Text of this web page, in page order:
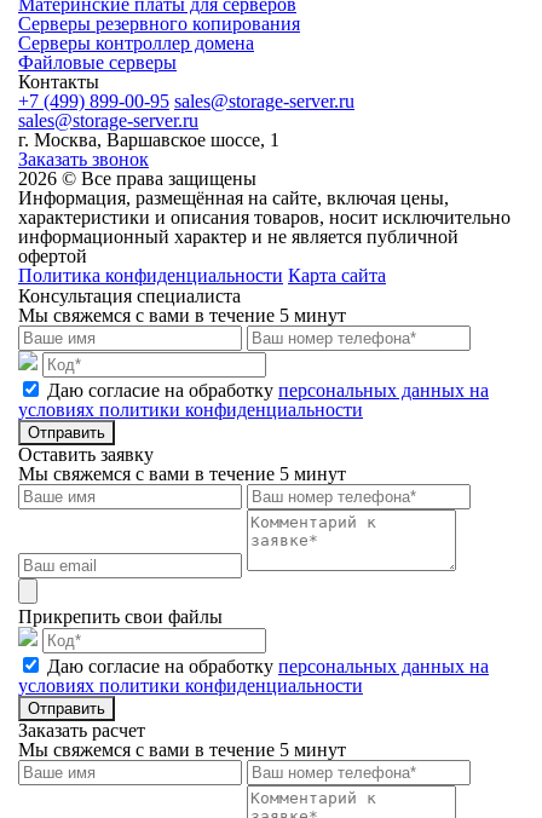
Материнские платы для серверов
Серверы резервного копирования
Серверы контроллер домена
Файловые серверы
Контакты
+7 (499) 899-00-95 sales@storage-server.ru
sales@storage-server.ru
г. Москва, Варшавское шоссе, 1
Заказать звонок
2026 © Все права защищены
Информация, размещённая на сайте, включая цены,
характеристики и описания товаров, носит исключительно
информационный характер и не является публичной
офертой
Политика конфиденциальности Карта сайта
Консультация специалиста
Мы свяжемся с вами в течение 5 минут
Даю согласие на обработку персональных данных на
условиях политики конфиденциальности
Отправить
Оставить заявку
Мы свяжемся с вами в течение 5 минут
Прикрепить свои файлы
Даю согласие на обработку персональных данных на
условиях политики конфиденциальности
Отправить
Заказать расчет
Мы свяжемся с вами в течение 5 минут